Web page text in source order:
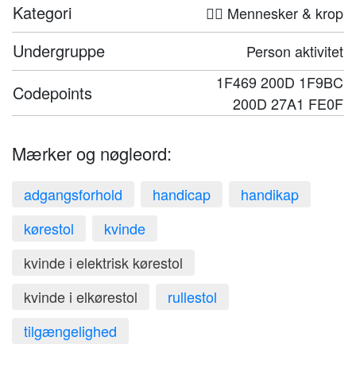
Kategori 🤦‍♀️ Mennesker & krop
Undergruppe Person aktivitet
Codepoints
1F469 200D 1F9BC
200D 27A1 FE0F
Mærker og nøgleord:
adgangsforhold handicap
handikap
kørestol
kvinde
kvinde i elektrisk kørestol
kvinde i elkørestol
rullestol
tilgængelighed